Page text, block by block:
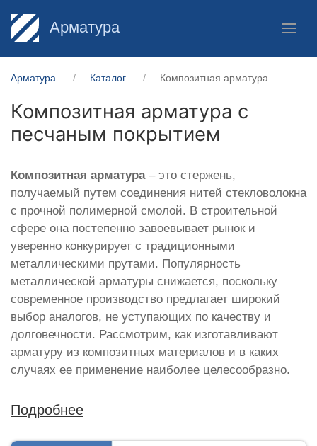
Арматура
Арматура Каталог Композитная арматура
Композитная арматура с
песчаным покрытием
Композитная арматура– это стержень,
получаемый путем соединения нитей стекловолокна
с прочной полимерной смолой. В строительной
сфере она постепенно завоевывает рынок и
уверенно конкурирует с традиционными
металлическими прутами. Популярность
металлической арматуры снижается, поскольку
современное производство предлагает широкий
выбор аналогов, не уступающих по качеству и
долговечности. Рассмотрим, как изготавливают
арматуру из композитных материалов и в каких
случаях ее применение наиболее целесообразно.
Подробнее